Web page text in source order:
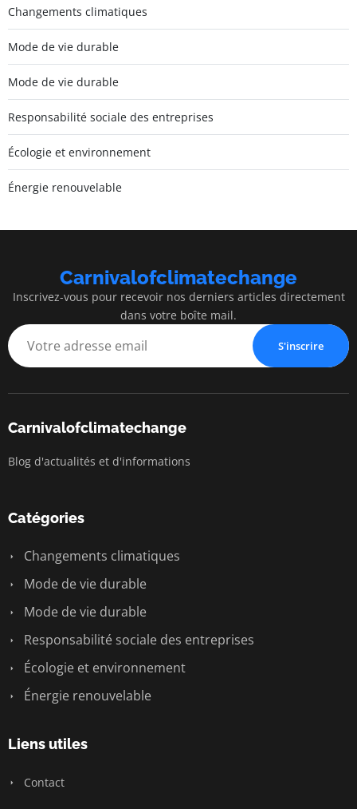
Changements climatiques
Mode de vie durable
Mode de vie durable
Responsabilité sociale des entreprises
Écologie et environnement
Énergie renouvelable
Carnivalofclimatechange
Inscrivez-vous pour recevoir nos derniers articles directement
dans votre boîte mail.
S'inscrire
Carnivalofclimatechange
Blog d'actualités et d'informations
Catégories
Changements climatiques
Mode de vie durable
Mode de vie durable
Responsabilité sociale des entreprises
Écologie et environnement
Énergie renouvelable
Liens utiles
Contact